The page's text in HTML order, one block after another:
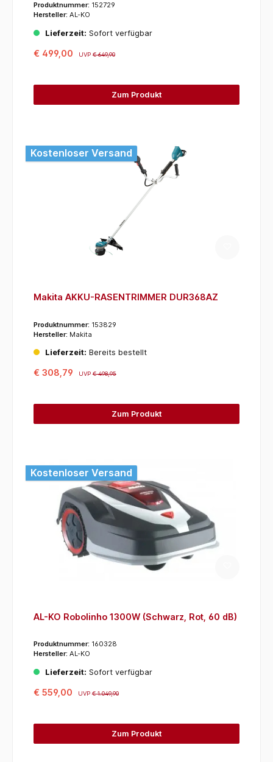
Produktnummer: 152729
Hersteller: AL-KO
Lieferzeit: Sofort verfügbar
€ 499,00 UVP€ 649,90
Zum Produkt
Kostenloser Versand
Makita AKKU-RASENTRIMMER DUR368AZ
Produktnummer: 153829
Hersteller: Makita
Lieferzeit: Bereits bestellt
€ 308,79 UVP€ 498,95
Zum Produkt
Kostenloser Versand
AL-KO Robolinho 1300W (Schwarz, Rot, 60 dB)
Produktnummer: 160328
Hersteller: AL-KO
Lieferzeit: Sofort verfügbar
€ 559,00 UVP€ 1.049,90
Zum Produkt